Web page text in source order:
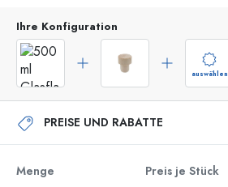
Ihre Konfiguration
auswählen
PREISE UND RABATTE
Menge Preis je Stück